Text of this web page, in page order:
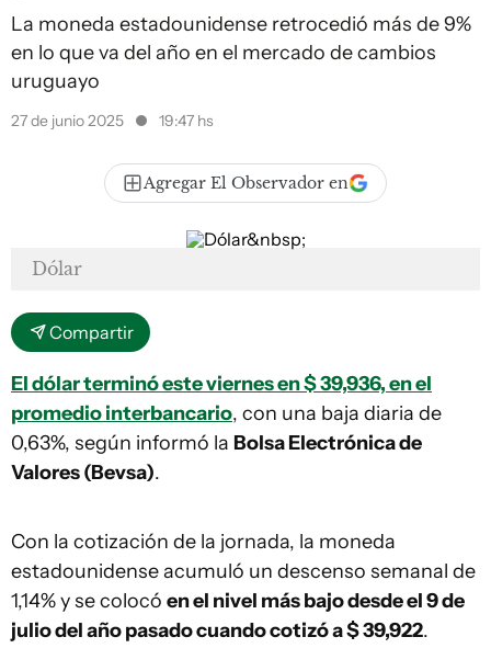
La moneda estadounidense retrocedió más de 9%
en lo que va del año en el mercado de cambios
uruguayo
27 de junio 2025 19:47 hs
Agregar El Observador en
Dólar
Compartir
El dólar terminó este viernes en $ 39,936, en el
promedio interbancario, con una baja diaria de
0,63%, según informó la Bolsa Electrónica de
Valores (Bevsa).
Con la cotización de la jornada, la moneda
estadounidense acumuló un descenso semanal de
1,14% y se colocó en el nivel más bajo desde el 9 de
julio del año pasado cuando cotizó a $ 39,922.